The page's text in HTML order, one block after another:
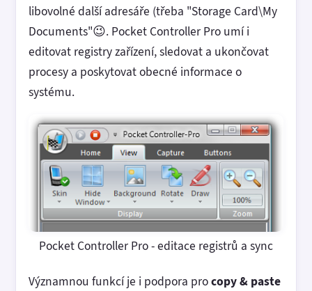
libovolné další adresáře (třeba "Storage Card\My
Documents"😉. Pocket Controller Pro umí i
editovat registry zařízení, sledovat a ukončovat
procesy a poskytovat obecné informace o
systému.
Pocket Controller Pro - editace registrů a sync
Významnou funkcí je i podpora procopy & paste